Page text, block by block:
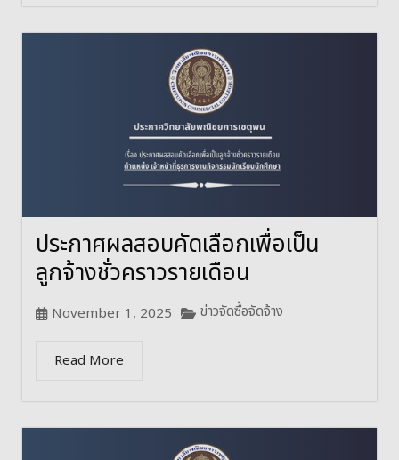
ประกาศผลสอบคัดเลือกเพื่อเป็น
ลูกจ้างชั่วคราวรายเดือน
November 1, 2025 ข่าวจัดซื้อจัดจ้าง
Read More